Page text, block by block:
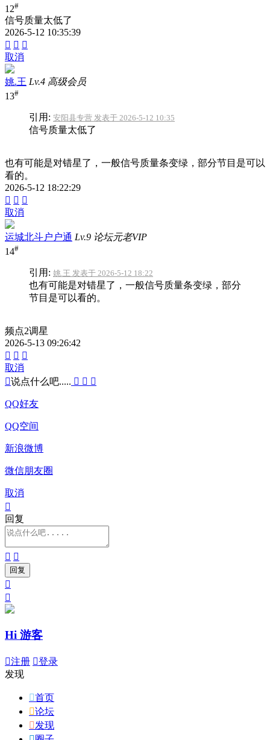
12#
信号质量太低了
2026-5-12 10:35:39
  
取消
姚.王 Lv.4 高级会员
13#
引用: 安阳县专营 发表于 2026-5-12 10:35
信号质量太低了
也有可能是对错星了，一般信号质量条变绿，部分节目是可以
看的。
2026-5-12 18:22:29
  
取消
运城北斗户户通 Lv.9 论坛元老VIP
14#
引用: 姚.王 发表于 2026-5-12 18:22
也有可能是对错星了，一般信号质量条变绿，部分
节目是可以看的。
频点2调星
2026-5-13 09:26:42
  
取消
说点什么吧.....   
QQ好友
QQ空间
新浪微博
微信朋友圈
取消

回复
 


Hi 游客
注册 登录
发现
首页
论坛
发现